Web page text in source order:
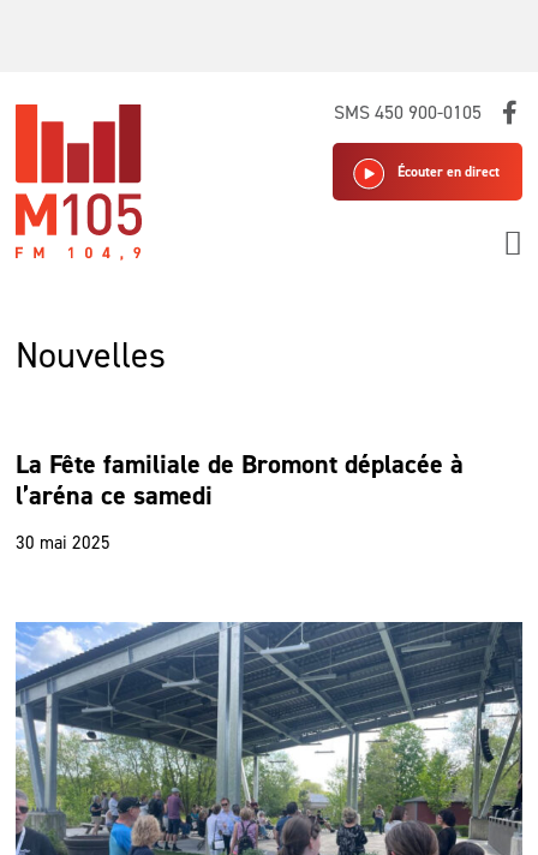
SMS 450 900-0105
Écouter en direct
Nouvelles
La Fête familiale de Bromont déplacée à
l’aréna ce samedi
30 mai 2025